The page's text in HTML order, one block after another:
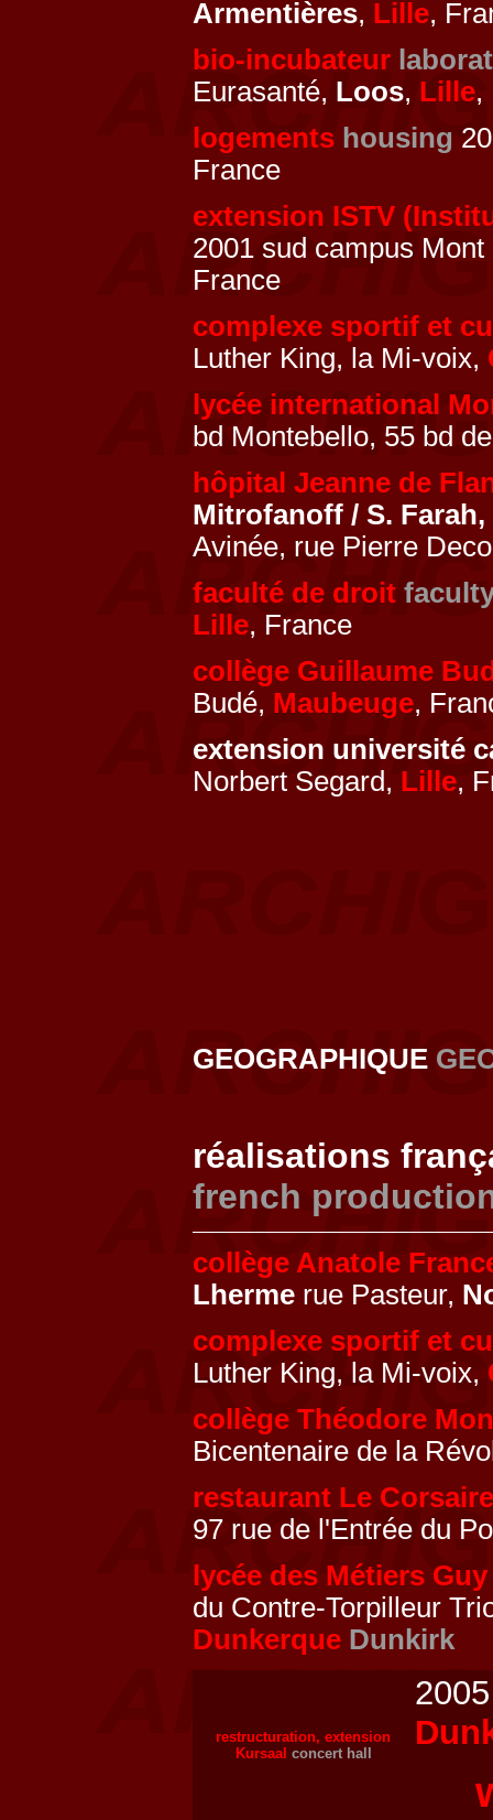
Armentières, Lille,
bio-incubateur
Eurasanté, Loos, Lille,
logements housing
France
extension ISTV
2001 sud campus
France
complexe sportif et
Luther King, la Mi-voix,
lycée international
bd Montebello, 55 bd
hôpital Jeanne de
Mitrofanoff / S.
Avinée, rue Pierre
faculté de droit
Lille, France
collège Guillaume
Budé, Maubeuge,
extension université
Norbert Segard, Lille,
GEOGRAPHIQUE
réalisations
french
collège Anatole
Lherme rue Pasteur,
complexe sportif et
Luther King, la Mi-voix,
collège Théodore
Bicentenaire de la
restaurant Le Corsaire
97 rue de l'Entrée du
lycée des Métiers
du Contre-Torpilleur
Dunkerque Dunkirk
restructuration, extension
Kursaal concert hall